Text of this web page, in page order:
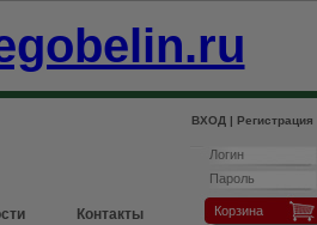
ВХОД | Регистрация
Корзина
Контакты